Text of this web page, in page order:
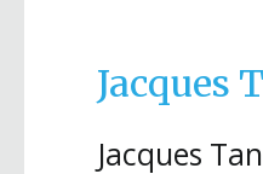
Jacques
Jacques